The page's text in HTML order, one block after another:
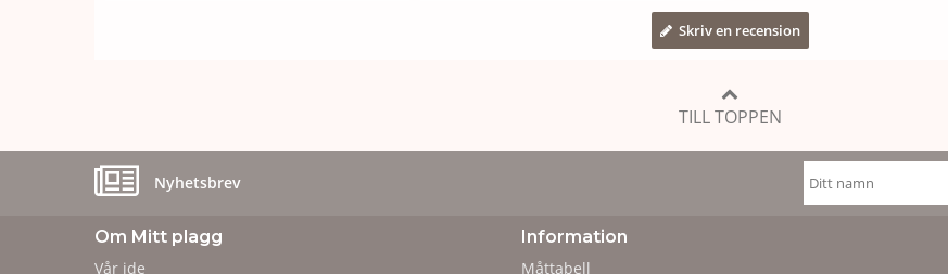
Skriv en recension
TILL TOPPEN
Nyhetsbrev
Om Mitt plagg
Vår ide
Information
Måttabell